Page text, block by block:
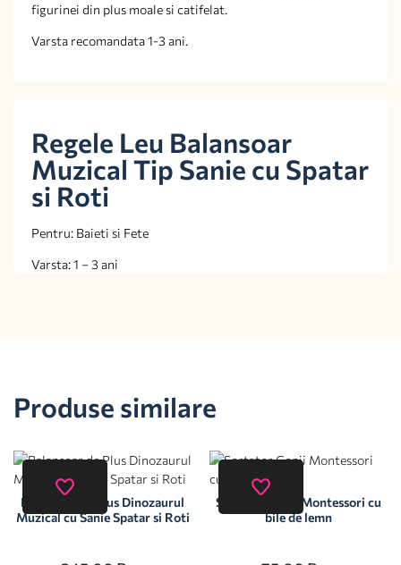
figurinei din plus moale si catifelat.
Varsta recomandata 1-3 ani.
Regele Leu Balansoar
Muzical Tip Sanie cu Spatar
si Roti
Pentru: Baieti si Fete
Varsta: 1 – 3 ani
Produse similare
Balansoar de Plus Dinozaurul
Muzical cu Sanie Spatar si Roti
Sortator Copii Montessori cu
bile de lemn